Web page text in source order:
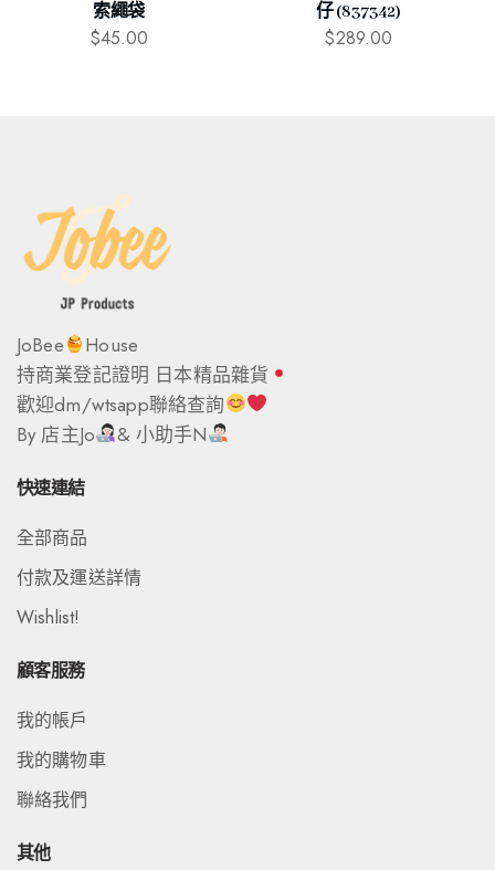
索繩袋
$45.00
仔 (837342)
$289.00
JoBee
House
持商業登記證明 日本精品雜貨
歡迎dm/wtsapp聯絡查詢
By 店主Jo
& 小助手N
快速連結
全部商品
付款及運送詳情
Wishlist!
顧客服務
我的帳戶
我的購物車
聯絡我們
其他